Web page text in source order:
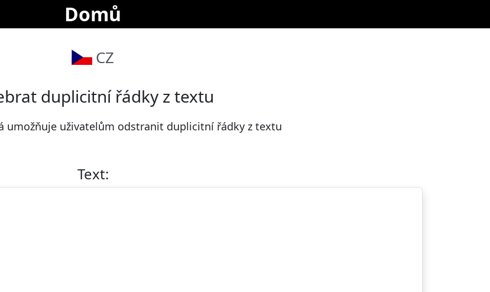
Domů
CZ
duplicitní řádky z textu
umožňuje uživatelům odstranit duplicitní řádky z textu
Text: